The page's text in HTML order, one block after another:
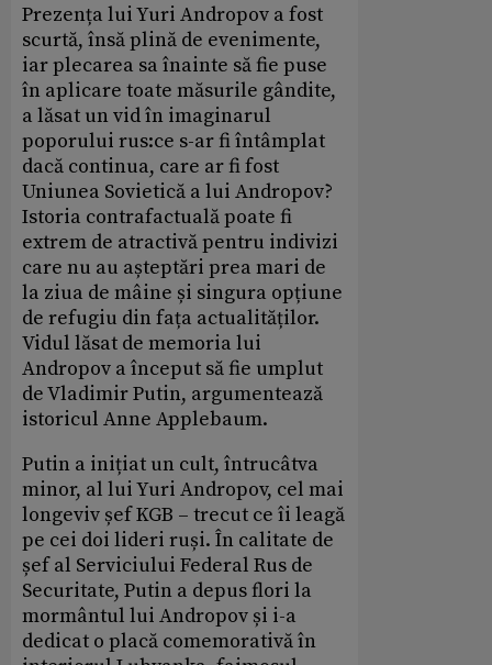
Prezența lui Yuri Andropov a fost
scurtă, însă plină de evenimente,
iar plecarea sa înainte să fie puse
în aplicare toate măsurile gândite,
a lăsat un vid în imaginarul
poporului rus:ce s-ar fi întâmplat
dacă continua, care ar fi fost
Uniunea Sovietică a lui Andropov?
Istoria contrafactuală poate fi
extrem de atractivă pentru indivizi
care nu au așteptări prea mari de
la ziua de mâine și singura opțiune
de refugiu din fața actualităților.
Vidul lăsat de memoria lui
Andropov a început să fie umplut
de Vladimir Putin, argumentează
istoricul Anne Applebaum.
Putin a inițiat un cult, întrucâtva
minor, al lui Yuri Andropov, cel mai
longeviv șef KGB – trecut ce îi leagă
pe cei doi lideri ruși. În calitate de
șef al Serviciului Federal Rus de
Securitate, Putin a depus flori la
mormântul lui Andropov și i-a
dedicat o placă comemorativă în